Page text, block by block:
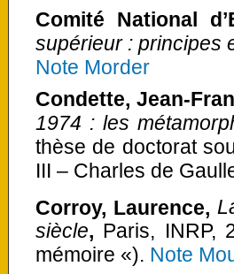
Comité National
supérieur : principes
Note Morder
Condette, Jean-
1974 : les
thèse de doctorat
III – Charles de
Corroy, Laurence,
siècle, Paris, INRP,
mémoire «). Note